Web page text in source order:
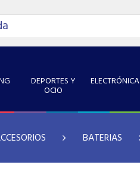
DEPORTES Y
OCIO
ELECTRÓNICA
BATERIAS